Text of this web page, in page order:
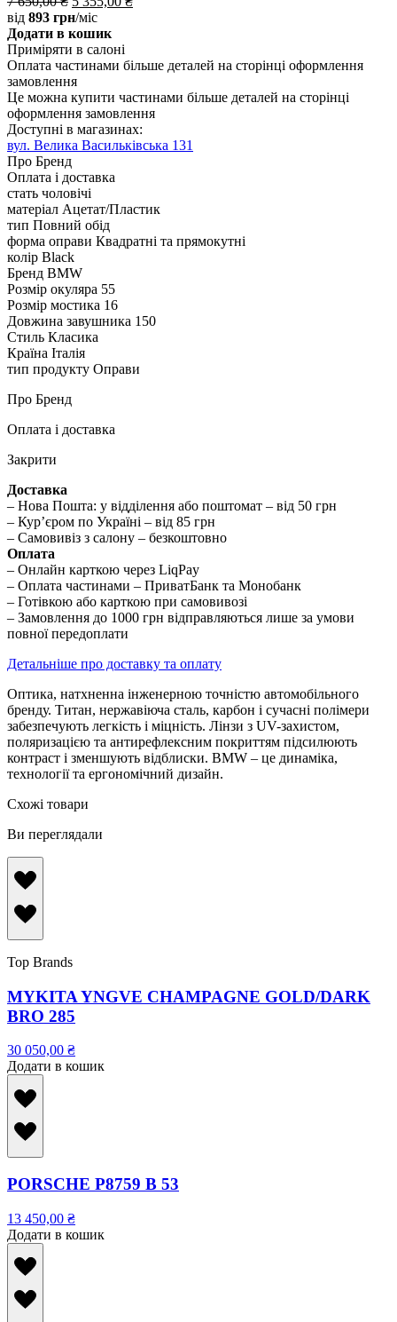
від 893 грн/міс
Додати в кошик
Приміряти в салоні
Оплата частинами більше деталей на сторінці оформлення
замовлення
Це можна купити частинами більше деталей на сторінці
оформлення замовлення
Доступні в магазинах:
вул. Велика Васильківська 131
Про Бренд
Оплата і доставка
стать чоловічі
матеріал Ацетат/Пластик
тип Повний обід
форма оправи Квадратні та прямокутні
колір Black
Бренд BMW
Розмір окуляра 55
Розмір мостика 16
Довжина завушника 150
Стиль Класика
Країна Італія
тип продукту Оправи
Про Бренд
Оплата і доставка
Закрити
Доставка
– Нова Пошта: у відділення або поштомат – від 50 грн
– Кур’єром по Україні – від 85 грн
– Самовивіз з салону – безкоштовно
Оплата
– Онлайн карткою через LiqPay
– Оплата частинами – ПриватБанк та Монобанк
– Готівкою або карткою при самовивозі
– Замовлення до 1000 грн відправляються лише за умови
повної передоплати
Детальніше про доставку та оплату
Оптика, натхненна інженерною точністю автомобільного
бренду. Титан, нержавіюча сталь, карбон і сучасні полімери
забезпечують легкість і міцність. Лінзи з UV-захистом,
поляризацією та антирефлексним покриттям підсилюють
контраст і зменшують відблиски. BMW – це динаміка,
технології та ергономічний дизайн.
Схожі товари
Ви переглядали
Top Brands
MYKITA YNGVE CHAMPAGNE GOLD/DARK
BRO 285
30 050,00 ₴
Додати в кошик
PORSCHE P8759 B 53
13 450,00 ₴
Додати в кошик